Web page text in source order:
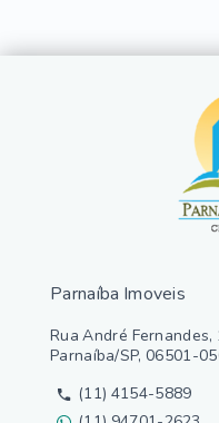
Parnaíba Imoveis
Rua André
Parnaíba/SP, 06501-
(11) 4154-5889